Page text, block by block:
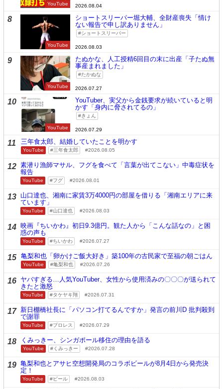
YouTube 2026.08.04
8
YouTube
ショートスリーパー堀大輔、全財産喪失「情け
ない報告で申し訳ありません」
ショートスリーパー
2026.08.03
9
YouTube
たぬかな、人工授精6回目の末に出産「子たぬ無
事産まれました」
たかぬな
2026.07.27
10
YouTube
YouTuber、実父から金銭要求が続いていると明
かす「身内に脅されてるの」
きょん
2026.07.29
11 三年食太郎、結婚していたことを明かす
YouTube 三年食太郎 2026.08.05
12 素潜り漁師マサル、フグを食べて「言葉が出てこない」中毒症状を
報告
YouTube フグ 2026.08.01
13 山口達也、湘南に家賃3万4000円の部屋を借りる「湘南エリアに来
ています」
YouTube 山口達也 2026.08.03
14 映画『ちいかわ』初日9.3億円。観た人から「こんな話なの」と困
惑の声も
YouTube ちいかわ 2026.07.27
15 亀梨和也「卵かけご飯大好き」築100年の古民家で至福の朝ごはん
YouTube 亀梨和也 2026.07.26
16 ヤバすぎる…人気YouTuber、女性から使用済みの〇〇〇が送られて
きたと激怒
YouTube タケヤキ翔 2026.07.31
17 新日棚橋社長に「パソコン打てるんですか」発言の前川D 批判殺到
で謝罪
YouTube プロレス 2026.07.29
18 くみっきー、シンガポール移住の理由を語る
YouTube くみっきー 2026.07.28
19 亀梨和也とアサヒ空想開発局のコラボビールが8月4日から発売決
定！
YouTube ビール 2026.08.03